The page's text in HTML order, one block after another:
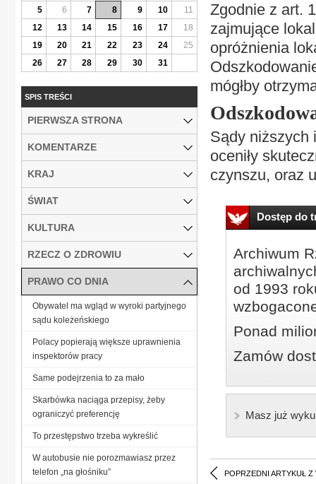
Zgodnie z art.
zajmujące
opróżnienia
mógłby
Sądy niższych
oceniły
czynszu, oraz
Dostęp do
Archiwum
od 1993
Ponad
Zamów
Masz już
POPRZEDNI ARTYKUŁ Z
5
6 7 8 9 10
11
12
13 14 15 16 17
18
19
20 21 22 23 24
25
26
27 28 29 30 31
SPIS TREŚCI
PIERWSZA STRONA
KOMENTARZE
KRAJ
ŚWIAT
KULTURA
RZECZ O ZDROWIU
PRAWO CO DNIA
Obywatel ma wgląd w wyroki partyjnego
sądu koleżeńskiego
Polacy popierają większe uprawnienia
inspektorów pracy
Same podejrzenia to za mało
Skarbówka naciąga przepisy, żeby
ograniczyć preferencję
To przestępstwo trzeba wykreślić
W autobusie nie porozmawiasz przez
telefon „na głośniku”